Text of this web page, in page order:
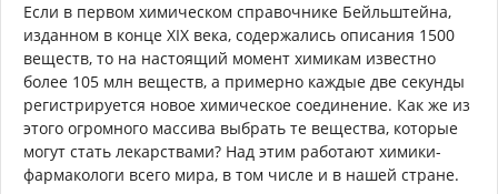
Если в первом химическом справочнике Бейльштейна,
изданном в конце XIX века, содержались описания 1500
веществ, то на настоящий момент химикам известно
более 105 млн веществ, а примерно каждые две секунды
регистрируется новое химическое соединение. Как же из
этого огромного массива выбрать те вещества, которые
могут стать лекарствами? Над этим работают химики-
фармакологи всего мира, в том числе и в нашей стране.